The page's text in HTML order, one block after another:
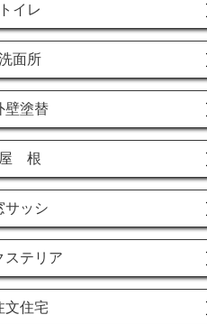
トイレ
面所
壁塗替
屋 根
サッシ
ステリア
文住宅